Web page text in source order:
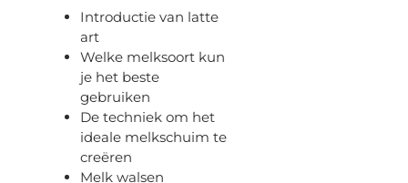
Introductie van latte
art
Welke melksoort kun
je het beste
gebruiken
De techniek om het
ideale melkschuim te
creëren
Melk walsen